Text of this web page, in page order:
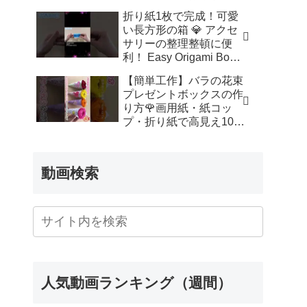
折り紙1枚で完成！可愛
い長方形の箱 💎 アクセ
サリーの整理整頓に便
利！ Easy Origami Box |
子 クリスマス 箱 は
こ – Origami hana’s
channel
【簡単工作】バラの花束
プレゼントボックスの作
り方🌹画用紙・紙コッ
プ・折り紙で高見え100
動画検索
人気動画ランキング（週間）